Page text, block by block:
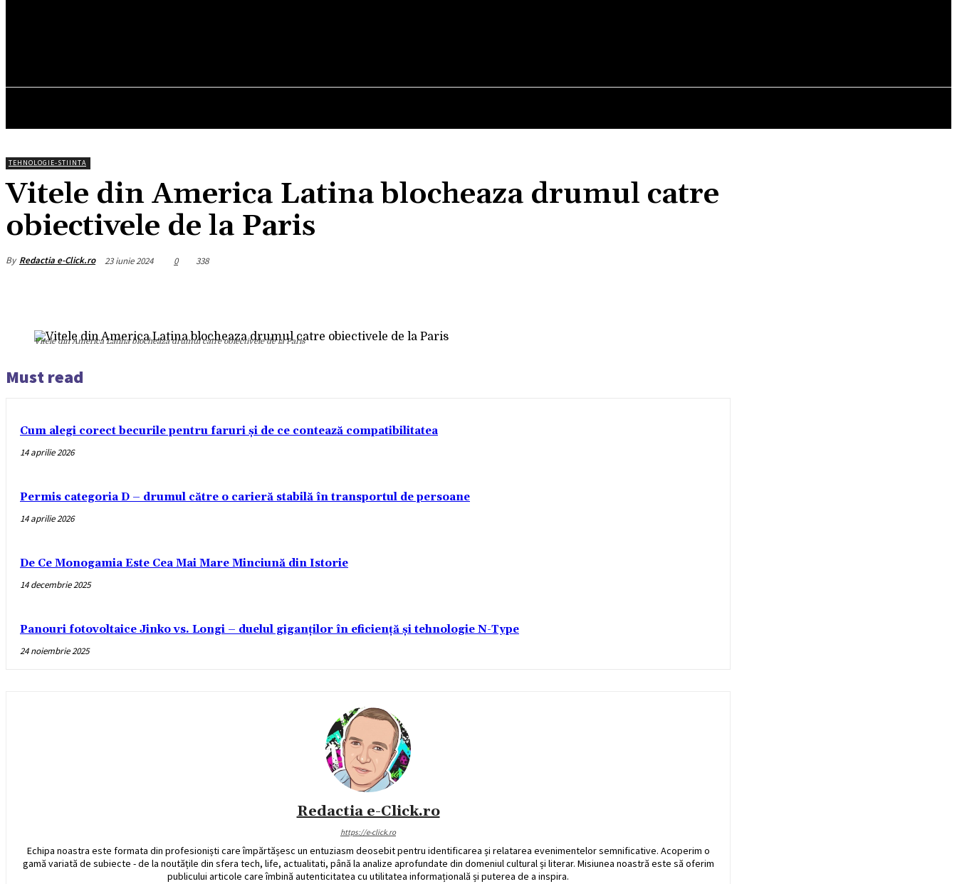
TEHNOLOGIE-STIINTA
Vitele din America Latina blocheaza drumul catre
obiectivele de la Paris
By Redactia e-Click.ro 23 iunie 2024 0 338
Vitele din America Latina blocheaza drumul catre obiectivele de la Paris
Must read
Cum alegi corect becurile pentru faruri și de ce contează compatibilitatea
14 aprilie 2026
Permis categoria D – drumul către o carieră stabilă în transportul de persoane
14 aprilie 2026
De Ce Monogamia Este Cea Mai Mare Minciună din Istorie
14 decembrie 2025
Panouri fotovoltaice Jinko vs. Longi – duelul giganților în eficiență și tehnologie N-Type
24 noiembrie 2025
Redactia e-Click.ro
https://e-click.ro
Echipa noastra este formata din profesioniști care împărtășesc un entuziasm deosebit pentru identificarea și relatarea evenimentelor semnificative. Acoperim o
gamă variată de subiecte - de la noutățile din sfera tech, life, actualitati, până la analize aprofundate din domeniul cultural și literar. Misiunea noastră este să oferim
publicului articole care îmbină autenticitatea cu utilitatea informațională și puterea de a inspira.